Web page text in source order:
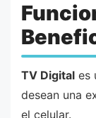
TV Digital es
desean una
el celular.